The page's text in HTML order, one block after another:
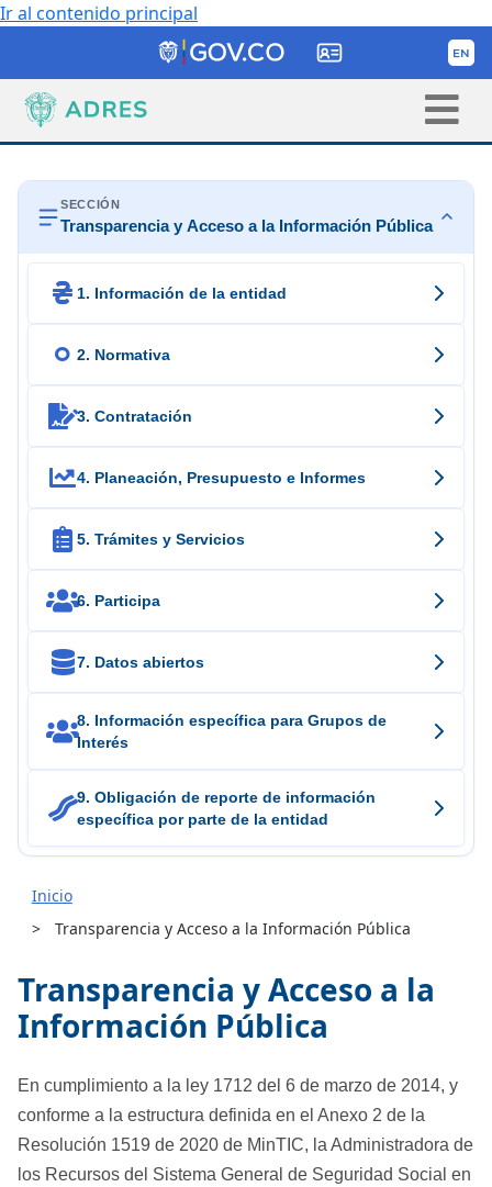
Ir al contenido principal
SECCIÓN
Transparencia y Acceso a la Información Pública
 1. Información de la entidad
 2. Normativa
3. Contratación
4. Planeación, Presupuesto e Informes
 5. Trámites y Servicios
6. Participa
7. Datos abiertos
8. Información específica para Grupos de
Interés
9. Obligación de reporte de información
específica por parte de la entidad
Inicio
Transparencia y Acceso a la Información Pública
Transparencia y Acceso a la
Información Pública
En cumplimiento a la ley 1712 del 6 de marzo de 2014, y
conforme a la estructura definida en el Anexo 2 de la
Resolución 1519 de 2020 de MinTIC, la Administradora de
los Recursos del Sistema General de Seguridad Social en